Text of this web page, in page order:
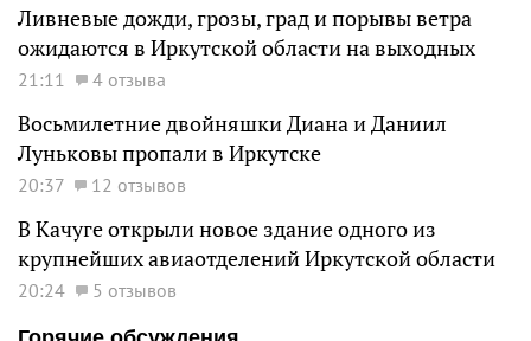
Ливневые дожди, грозы, град и порывы ветра
ожидаются в Иркутской области на выходных
21:11 4 отзыва
Восьмилетние двойняшки Диана и Даниил
Луньковы пропали в Иркутске
20:37 12 отзывов
В Качуге открыли новое здание одного из
крупнейших авиаотделений Иркутской области
20:24
5 отзывов